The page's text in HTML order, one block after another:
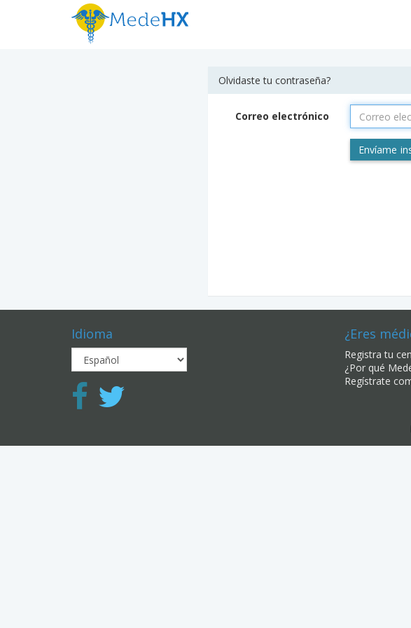
Olvidaste tu contraseña?
Correo electrónico
Idioma ¿Eres
Registra tu
¿Por qué
Regístrate